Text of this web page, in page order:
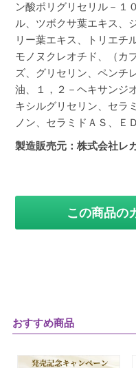
ン酸ポリグリセリル－１
ル、ツボクサ葉エキス、
リー葉エキス、トリエチ
モノヌクレオチド、（カ
ズ、グリセリン、ペンチ
油、１，２－ヘキサンジ
キシルグリセリン、セラ
ノン、セラミドＡＳ、Ｅ
製造販売元：株式会社レ
この商品の
おすすめ商品